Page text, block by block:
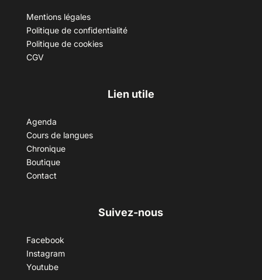
Mentions légales
Politique de confidentialité
Politique de cookies
CGV
Lien utile
Agenda
Cours de langues
Chronique
Boutique
Contact
Suivez-nous
Facebook
Instagram
Youtube